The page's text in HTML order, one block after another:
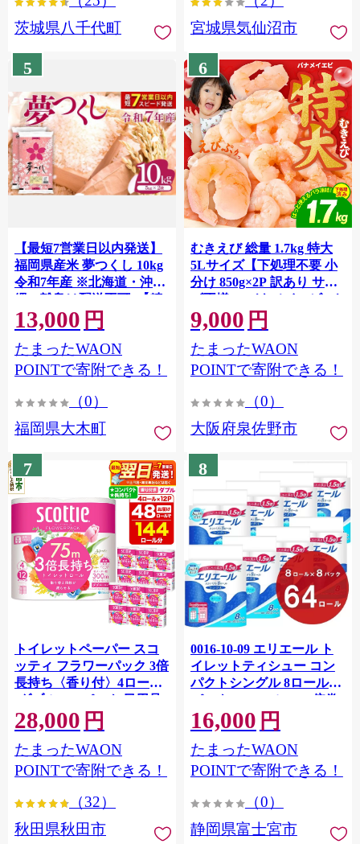
茨城県八千代町
宮城県気仙沼市
5
【最短7営業日以内発送】
福岡県産米 夢つくし 10kg
令和7年産 ※北海道・沖
縄・離島は配送不可 |【精
米 単一米 単一原料米 7年
産 国産 お米 ブランド米
5kg × 2 ゆめつくし】
CY009_01
13,000 円
たまったWAON
POINTで寄附できる！
（0）
福岡県大木町
6
むきえび 総量 1.7kg 特大
5Lサイズ【下処理不要 小
分け 850g×2P 訳あり サイ
ズ不揃い バナメイエビ バ
ラ凍結】 G4142
9,000 円
たまったWAON
POINTで寄附できる！
（0）
大阪府泉佐野市
7
トイレットペーパー スコ
ッティ フラワーパック 3倍
長持ち〈香り付〉4ロール
(ダブル)×12パック 日用品
最短翌日発送 [スコッティ
フラワーパック トイレッ
トペーパー 日本製紙クレ
シア] 秋田県秋田市
28,000 円
たまったWAON
POINTで寄附できる！
（32）
秋田県秋田市
8
0016-10-09 エリエール ト
イレットティシュー コン
パクトシングル 8ロール×8
パック 64ロール 1.5倍巻
82.5m トイレットペーパー
シングル パルプ100％ 香り
つき 日用品 消耗品 備蓄
16,000 円
たまったWAON
POINTで寄附できる！
（0）
静岡県富士宮市